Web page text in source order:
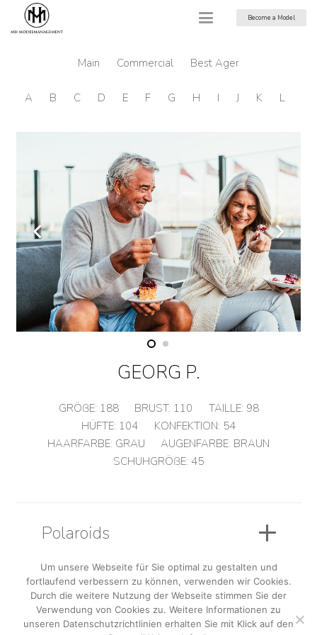
Become a Model
Main Commercial Best Ager
A B C D E F G H I J K L
GEORG P.
GRÖßE: 188 BRUST: 110 TAILLE: 98
HÜFTE: 104 KONFEKTION: 54
HAARFARBE: GRAU AUGENFARBE: BRAUN
SCHUHGRÖßE: 45
Polaroids
Sedcard
Um unsere Webseite für Sie optimal zu gestalten und
fortlaufend verbessern zu können, verwenden wir Cookies.
Durch die weitere Nutzung der Webseite stimmen Sie der
Verwendung von Cookies zu. Weitere Informationen zu
unseren Datenschutzrichtlinien erhalten Sie mit Klick auf den